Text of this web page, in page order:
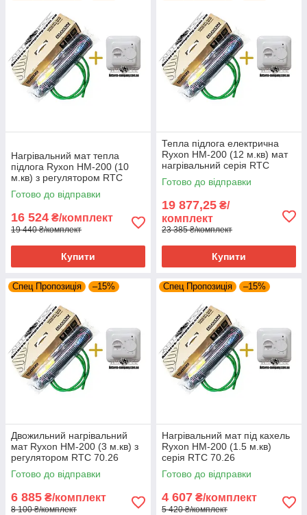
Нагрівальний мат тепла
підлога Ryxon HM-200 (10
м.кв) з регулятором RTC
70.26
Готово до відправки
16 524 ₴/комплект
19 440 ₴/комплект
Купити
Тепла підлога електрична
Ryxon HM-200 (12 м.кв) мат
нагрівальний серія RTC
70.26
Готово до відправки
19 877,25 ₴/
комплект
23 385 ₴/комплект
Купити
Спец Пропозиція –15%
Двожильний нагрівальний
мат Ryxon HM-200 (3 м.кв) з
регулятором RTC 70.26
Готово до відправки
6 885 ₴/комплект
8 100 ₴/комплект
Спец Пропозиція –15%
Нагрівальний мат під кахель
Ryxon HM-200 (1.5 м.кв)
серія RTC 70.26
Готово до відправки
4 607 ₴/комплект
5 420 ₴/комплект